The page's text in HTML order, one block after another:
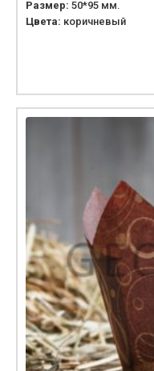
Размер: 50*95 мм.
Цвета: коричневый